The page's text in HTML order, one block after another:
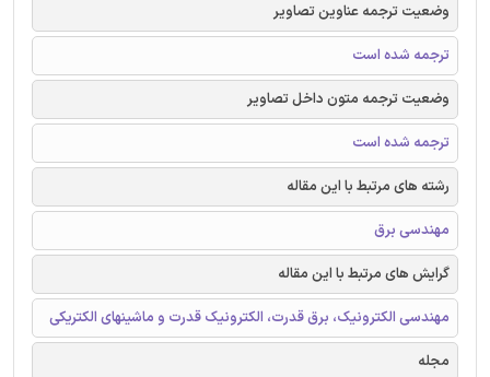
وضعیت ترجمه عناوین تصاویر
ترجمه شده است
وضعیت ترجمه متون داخل تصاویر
ترجمه شده است
رشته های مرتبط با این مقاله
مهندسی برق
گرایش های مرتبط با این مقاله
مهندسی الکترونیک، برق قدرت، الکترونیک قدرت و ماشینهای الکتریکی
مجله